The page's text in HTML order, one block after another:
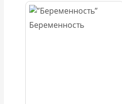
Беременность